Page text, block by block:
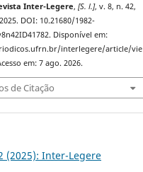
Inter-Legere,[S. l.], v. 8, n. 42,
DOI: 10.21680/1982-
Disponível em:
interlegere/article/vie
em: 7 ago. 2026.
de Citação
(2025): Inter-Legere